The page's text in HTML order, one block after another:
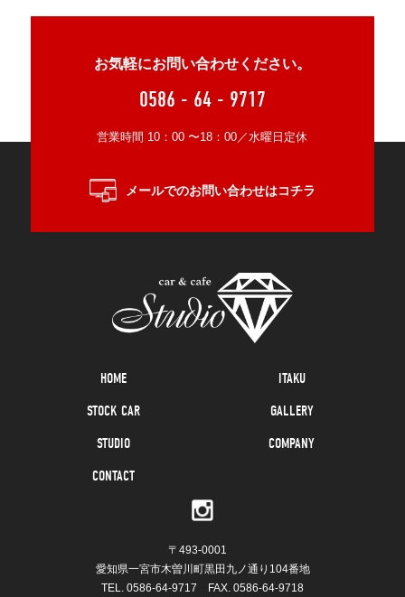
お気軽にお問い合わせください。
0586 - 64 - 9717
営業時間 10：00 〜18：00／水曜日定休
メールでのお問い合わせはコチラ
HOME
ITAKU
STOCK CAR
GALLERY
STUDIO
COMPANY
CONTACT
〒493-0001
愛知県一宮市木曽川町黒田九ノ通り104番地
TEL. 0586-64-9717 FAX. 0586-64-9718